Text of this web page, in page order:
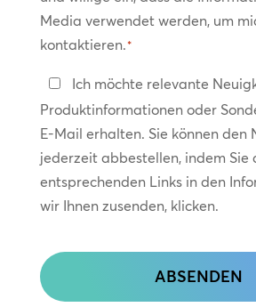
Media verwendet werden, um
kontaktieren.*
In
Kontakt
bleiben
Ich möchte relevante
Produktinformationen oder
E-Mail erhalten. Sie können den
jederzeit abbestellen, indem Sie
entsprechenden Links in den
wir Ihnen zusenden, klicken.